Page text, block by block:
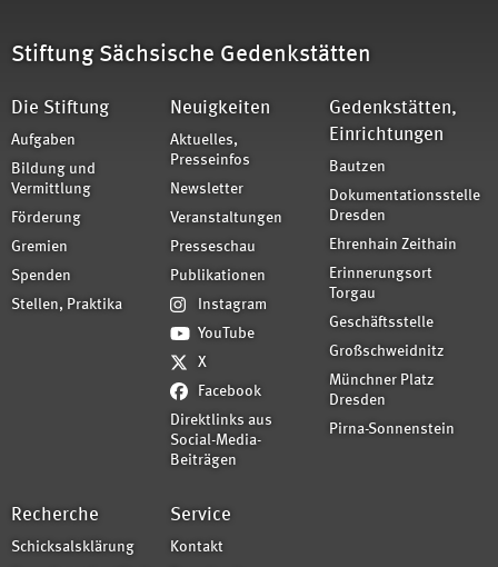
Stiftung Sächsische Gedenkstätten
Die Stiftung
Aufgaben
Bildung und
Vermittlung
Förderung
Gremien
Spenden
Stellen, Praktika
Neuigkeiten
Aktuelles,
Presseinfos
Newsletter
Veranstaltungen
Presseschau
Publikationen
Instagram
YouTube
X
Facebook
Direktlinks aus
Social-Media-
Beiträgen
Gedenkstätten,
Einrichtungen
Bautzen
Dokumentationsstelle
Dresden
Ehrenhain Zeithain
Erinnerungsort
Torgau
Geschäftsstelle
Großschweidnitz
Münchner Platz
Dresden
Pirna-Sonnenstein
Recherche
Schicksalsklärung
Service
Kontakt